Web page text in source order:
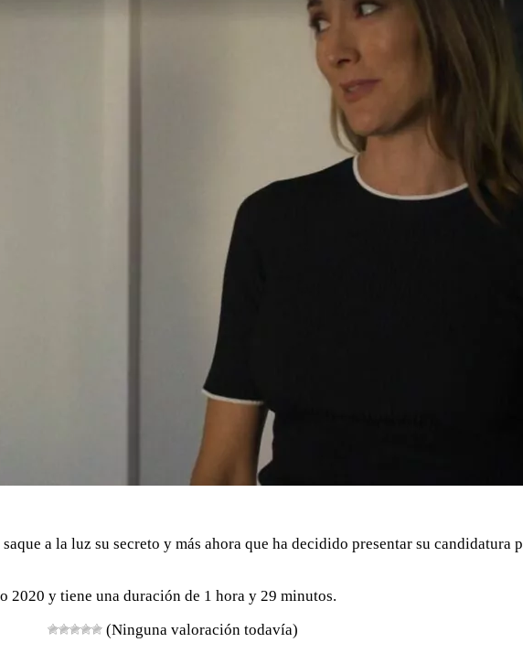
a la luz su secreto y más ahora que ha decidido presentar su candidatura
2020 y tiene una duración de 1 hora y 29 minutos.
(Ninguna valoración todavía)